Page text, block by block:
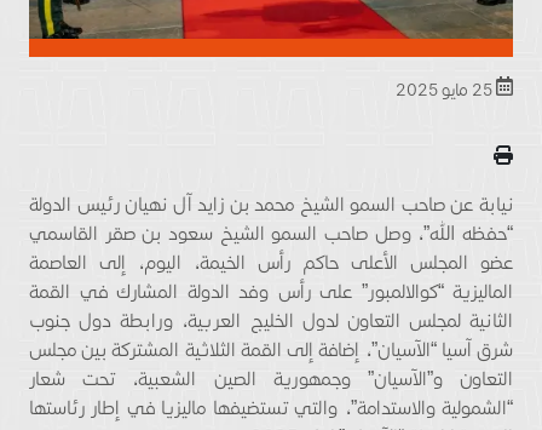
نيابة عن صاحب السمو الشيخ محمد بن زايد آل نهيان رئيس الدولة
“حفظه الله”، وصل صاحب السمو الشيخ سعود بن صقر القاسمي
عضو المجلس الأعلى حاكم رأس الخيمة، اليوم، إلى العاصمة
الماليزية “كوالالمبور” على رأس وفد الدولة المشارك في القمة
الثانية لمجلس التعاون لدول الخليج العربية، ورابطة دول جنوب
شرق آسيا “الآسيان”، إضافة إلى القمة الثلاثية المشتركة بين مجلس
التعاون و”الآسيان” وجمهورية الصين الشعبية، تحت شعار
“الشمولية والاستدامة”، والتي تستضيفها ماليزيا في إطار رئاستها